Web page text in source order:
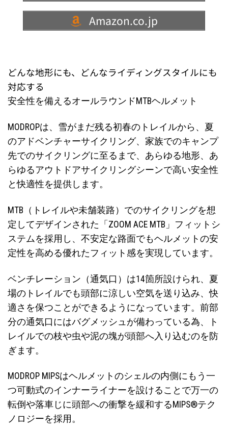
Amazon.co.jp
どんな地形にも、どんなライディングスタイルにも
対応する
安全性を備えるオールラウンドMTBヘルメット
MODROPは、雪がまだ残る初春のトレイルから、夏
のアドベンチャーサイクリング、家族でのキャンプ
先でのサイクリングに至るまで、あらゆる地形、あ
らゆるアウトドアサイクリングシーンで高い安全性
と快適性を提供します。
MTB（トレイルや未舗装路）でのサイクリングを想
定してデザインされた「ZOOM ACE MTB」フィットシ
ステムを採用し、不安定な路面でもヘルメットの安
定性を高める優れたフィット感を実現しています。
ベンチレーション（通気口）は14箇所設けられ、夏
場のトレイルでも頭部に涼しい空気を送り込み、快
適さを保つことができるようになっています。前部
分の通気口にはバグメッシュが備わっている為、ト
レイルでの枝や虫や泥の塊が頭部へ入り込むのを防
ぎます。
MODROP MIPSはヘルメットのシェルの内側にもう一
つ可動式のインナーライナーを設けることで万一の
転倒や落車じに頭部への衝撃を緩和するMIPS®テク
ノロジーを採用。